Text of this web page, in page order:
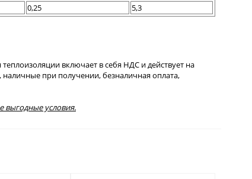
0,25 5,3
включает в себя НДС и действует на
при получении, безналичная оплата,
выгодные условия.